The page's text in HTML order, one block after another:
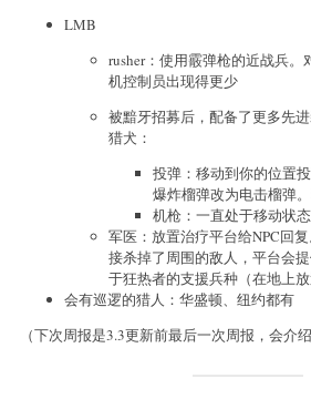
LMB
rusher：使用霰弹枪的近战兵
机控制员出现得更少
被黯牙招募后，配备了更多先
猎犬：
投弹：移动到你的位置
爆炸榴弹改为电击榴弹
机枪：一直处于移动状
军医：放置治疗平台给NPC回
接杀掉了周围的敌人，平台会
于狂热者的支援兵种（在地上放
会有巡逻的猎人：华盛顿、纽约都有
（下次周报是3.3更新前最后一次周报，会介绍